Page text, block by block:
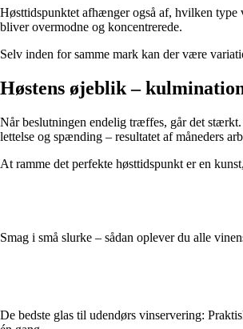
Høsttidspunktet afhænger også af, hvilken type
bliver overmodne og koncentrerede.
Selv inden for samme mark kan der være
Høstens øjeblik –
Når beslutningen endelig træffes, går det
lettelse og spænding – resultatet af måneders
At ramme det perfekte høsttidspunkt er en
Smag i små slurke – sådan oplever du alle
De bedste glas til udendørs vinservering: